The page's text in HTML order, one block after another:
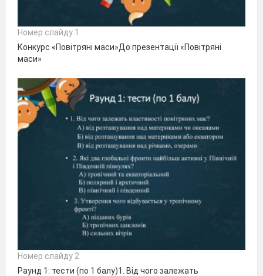
Номер слайду 1
Конкурс «Повітряні маси»До презентації «Повітряні
маси»
Номер слайду 2
Раунд 1: тести (по 1 балу)1. Від чого залежать